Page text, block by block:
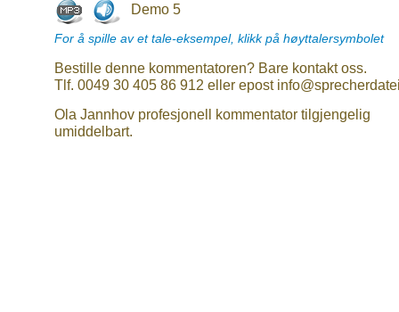
Demo 5
For å spille av et tale-eksempel, klikk på høyttalersymbolet
Bestille denne kommentatoren? Bare kontakt oss.
Tlf. 0049 30 405 86 912 eller epost
Ola Jannhov profesjonell kommentator tilgjengelig
umiddelbart.